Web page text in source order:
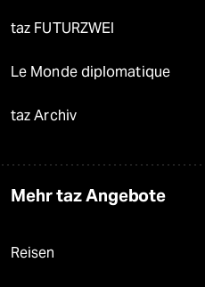
taz FUTURZWEI
Le Monde diplomatique
taz Archiv
Mehr taz Angebote
Reisen